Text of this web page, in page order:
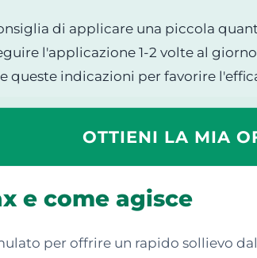
di applicare una piccola
l'applicazione 1-2 volte al
queste indicazioni per favorire
OTTIENI LA MIA
e come agisce
per offrire un rapido sollievo